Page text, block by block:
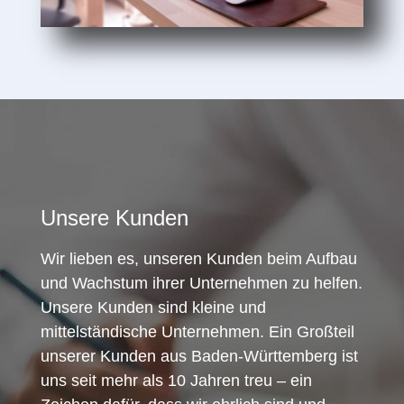
Unsere Kunden
Wir lieben es, unseren Kunden beim Aufbau
und Wachstum ihrer Unternehmen zu helfen.
Unsere Kunden sind kleine und
mittelständische Unternehmen. Ein Großteil
unserer Kunden aus Baden-Württemberg ist
uns seit mehr als 10 Jahren treu – ein